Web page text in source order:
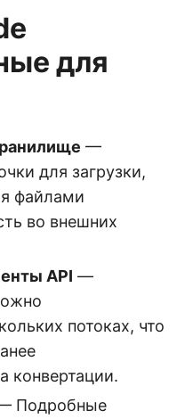
для
—
для загрузки,
файлами
во внешних
API —
потоках, что
конвертации.
Подробные